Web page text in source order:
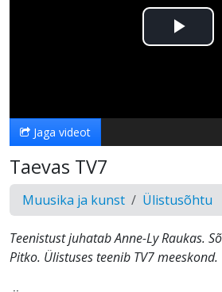
Esita
Jaga videot
Taevas TV7
Muusika ja kunst Ülistusõhtu
Teenistust juhatab Anne-Ly Raukas.
Pitko. Ülistuses teenib TV7 meeskond.